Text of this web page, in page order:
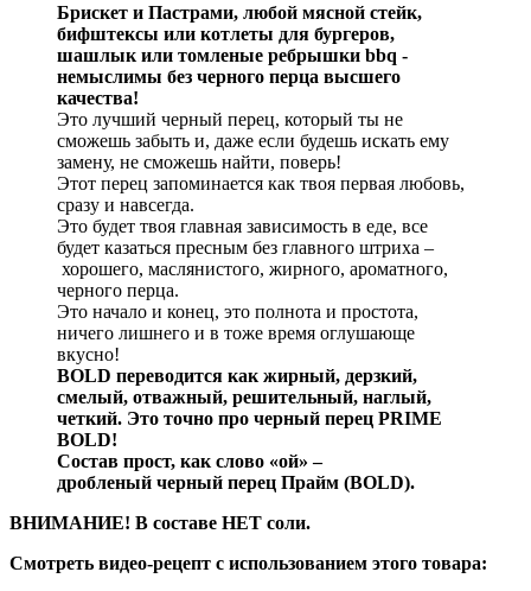
Брискет и Пастрами, любой мясной стейк,
бифштексы или котлеты для бургеров,
шашлык или томленые ребрышки bbq -
немыслимы без черного перца высшего
качества!
Это лучший черный перец, который ты не
сможешь забыть и, даже если будешь искать ему
замену, не сможешь найти, поверь!
Этот перец запоминается как твоя первая любовь,
сразу и навсегда.
Это будет твоя главная зависимость в еде, все
будет казаться пресным без главного штриха –
хорошего, маслянистого, жирного, ароматного,
черного перца.
Это начало и конец, это полнота и простота,
ничего лишнего и в тоже время оглушающе
вкусно!
BOLD переводится как жирный, дерзкий,
смелый, отважный, решительный, наглый,
четкий. Это точно про черный перец PRIME
BOLD!
Состав прост, как слово «ой» –
дробленый черный перец Прайм (BOLD).
ВНИМАНИЕ! В составе НЕТ соли.
Смотреть видео-рецепт с использованием этого товара: